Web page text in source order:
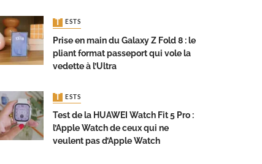
TESTS
Prise en main du Galaxy Z Fold 8 : le
pliant format passeport qui vole la
vedette à l’Ultra
TESTS
Test de la HUAWEI Watch Fit 5 Pro :
l’Apple Watch de ceux qui ne
veulent pas d’Apple Watch